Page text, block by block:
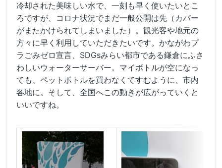
冷却された美味しい水で、一刻も早く使いたいとこ
ろですが、コロナ状況でまだ一般公開は先（カバー
がまたかけられてしまいました）。観光客や地元の
方々に早く利用していただきたいです。かながわプ
ラごみゼロ宣言、SDGsみらい都市である鎌倉にふさ
わしいウォーターサーバー。マイボトルが空になっ
ても、ペットボトルを買わなくてすむように、市内
各地に。そして、全国へこの動きが広がっていくと
いいですね。